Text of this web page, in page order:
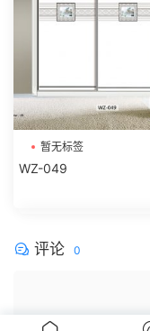
暂无标签
WZ-049
评论 0